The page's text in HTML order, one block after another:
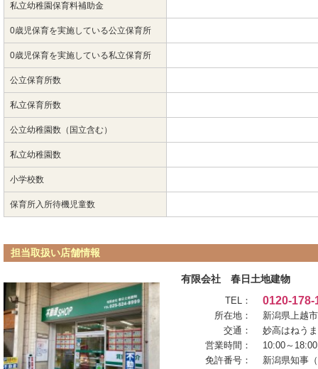
私立幼稚園保育料補助金
0歳児保育を実施している公立保育所
0歳児保育を実施している私立保育所
公立保育所数
私立保育所数
公立幼稚園数（国立含む）
私立幼稚園数
小学校数
保育所入所待機児童数
担当取扱い店舗情報
有限会社 春日土地建物
TEL： 0120-178-
所在地：
新潟県上越
交通：
妙高はねう
営業時間：
10:00～
免許番号：
新潟県知事